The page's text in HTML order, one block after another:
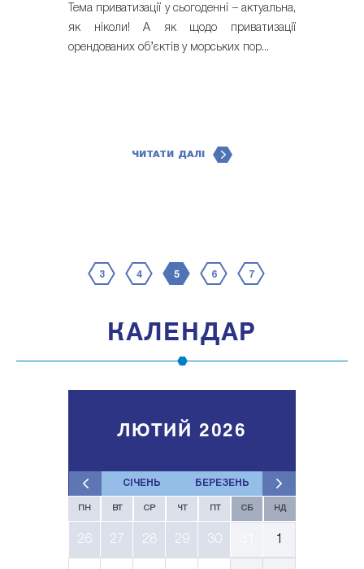
Тема приватизації у сьогоденні – актуальна,
як ніколи! А як щодо приватизації
орендованих об’єктів у морських пор...
ЧИТАТИ ДАЛІ
3 4 5 6 7
КАЛЕНДАР
СІЧЕНЬ БЕРЕЗЕНЬ
ЛЮТИЙ 2026
ПН ВТ СР ЧТ СБ НД
26 27 28 29 30